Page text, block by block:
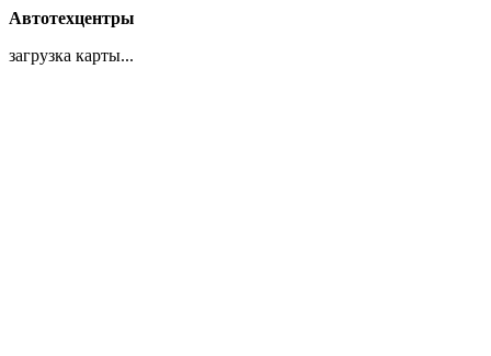
Автотехцентры
загрузка карты...